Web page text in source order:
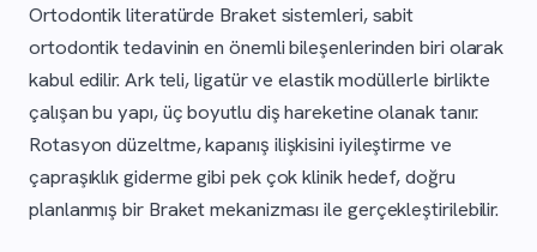
Ortodontik literatürde Braket sistemleri, sabit
ortodontik tedavinin en önemli bileşenlerinden biri olarak
kabul edilir. Ark teli, ligatür ve elastik modüllerle birlikte
çalışan bu yapı, üç boyutlu diş hareketine olanak tanır.
Rotasyon düzeltme, kapanış ilişkisini iyileştirme ve
çapraşıklık giderme gibi pek çok klinik hedef, doğru
planlanmış bir Braket mekanizması ile gerçekleştirilebilir.